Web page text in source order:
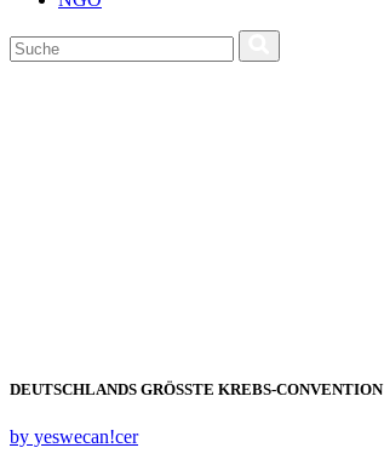
DEUTSCHLANDS GRÖSSTE KREBS‑CONVENTION
by yeswecan!cer